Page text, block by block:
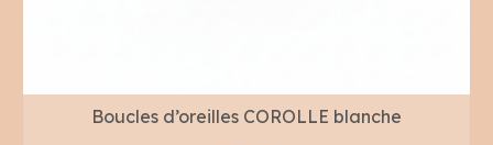
Boucles d’oreilles COROLLE blanche